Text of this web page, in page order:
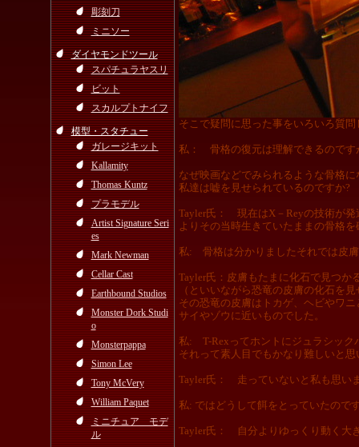
彫刻刀
ミニソー
ダイヤモンドツール
スパチュラヤスリ
ビット
スカルプトナイフ
模型・スタチュー
ガレージキット
Kallamity
Thomas Kuntz
プラモデル
Artist Signature Seri
es
Mark Newman
Cellar Cast
Earthbound Studios
Monster Dork Studi
o
Monsterpappa
Simon Lee
Tony McVery
William Paquet
ミニチュア モデ
ル
そこで疑問に思った事をいろいろ質
私： 骨格の復元は理解できるのです
なぜ映画などでみられるような骨格
私達は嘘を見せられているのですか?
Tayler氏： 現在はX－Reyの技術が発
よりその当時生きていたままの骨格
私: 骨格は分かりましたそれでは皮
Tayler氏：皮膚もたまに化石で見つか
（といいながら恐竜の皮膚の化石を
その恐竜の皮膚はトカゲ、ヘビやワ
サイやゾウに近いものでした。
私: T-Rexってホントにジュラシック
それって素人目でもかなり難しいと
Tayler氏： 走っていないと私も思い
私: ではどうして餌をとっていたので
Tayler氏： 自分よりゆっくり動く大